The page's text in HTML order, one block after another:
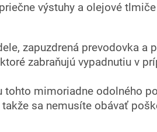
výstuhy a olejové
zapuzdrená prevodovka a
zabraňujú vypadnutiu v
tohto mimoriadne odolného
takže sa nemusíte obávať